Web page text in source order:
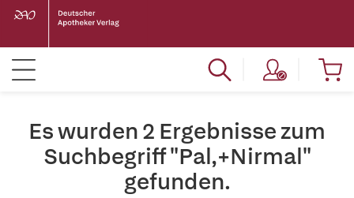
Es wurden 2 Ergebnisse zum
Suchbegriff "Pal,+Nirmal"
gefunden.